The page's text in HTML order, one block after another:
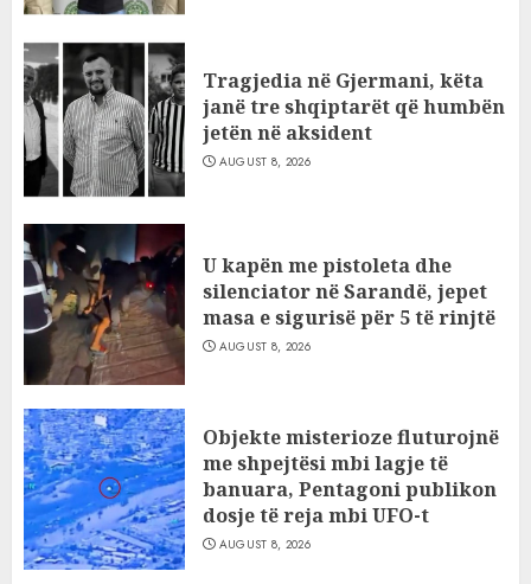
Tragjedia në Gjermani, këta
janë tre shqiptarët që humbën
jetën në aksident
AUGUST 8, 2026
U kapën me pistoleta dhe
silenciator në Sarandë, jepet
masa e sigurisë për 5 të rinjtë
AUGUST 8, 2026
Objekte misterioze fluturojnë
me shpejtësi mbi lagje të
banuara, Pentagoni publikon
dosje të reja mbi UFO-t
AUGUST 8, 2026